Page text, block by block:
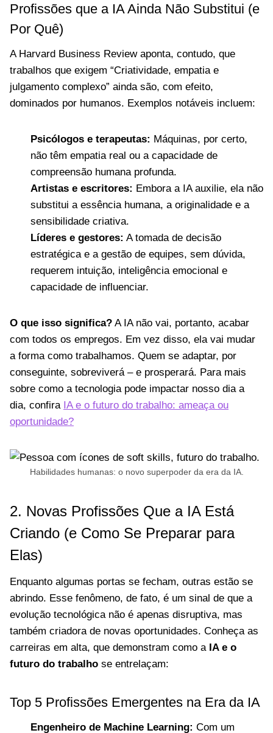
Profissões que a IA Ainda Não Substitui (e
Por Quê)
A Harvard Business Review aponta, contudo, que
trabalhos que exigem “Criatividade, empatia e
julgamento complexo” ainda são, com efeito,
dominados por humanos. Exemplos notáveis incluem:
Psicólogos e terapeutas: Máquinas, por certo,
não têm empatia real ou a capacidade de
compreensão humana profunda.
Artistas e escritores: Embora a IA auxilie, ela não
substitui a essência humana, a originalidade e a
sensibilidade criativa.
Líderes e gestores: A tomada de decisão
estratégica e a gestão de equipes, sem dúvida,
requerem intuição, inteligência emocional e
capacidade de influenciar.
O que isso significa? A IA não vai, portanto, acabar
com todos os empregos. Em vez disso, ela vai mudar
a forma como trabalhamos. Quem se adaptar, por
conseguinte, sobreviverá – e prosperará. Para mais
sobre como a tecnologia pode impactar nosso dia a
dia, confira IA e o futuro do trabalho: ameaça ou
oportunidade?
Habilidades humanas: o novo superpoder da era da IA.
2. Novas Profissões Que a IA Está
Criando (e Como Se Preparar para
Elas)
Enquanto algumas portas se fecham, outras estão se
abrindo. Esse fenômeno, de fato, é um sinal de que a
evolução tecnológica não é apenas disruptiva, mas
também criadora de novas oportunidades. Conheça as
carreiras em alta, que demonstram como a IA e o
futuro do trabalho se entrelaçam:
Top 5 Profissões Emergentes na Era da IA
Engenheiro de Machine Learning: Com um